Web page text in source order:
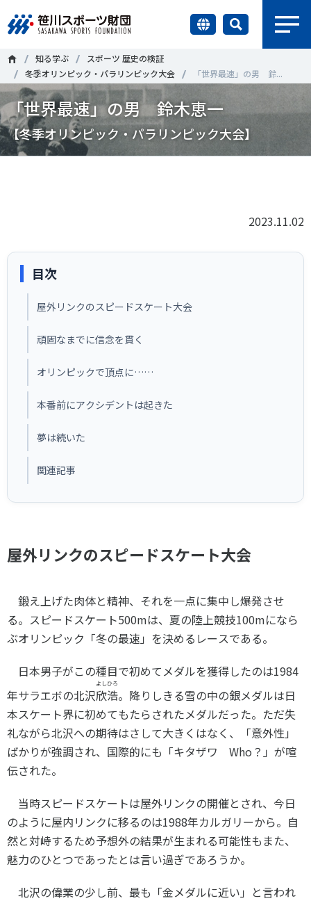
財団情報
研究員紹介
調査・研究
ニュース
お問い合わせ・お申し込み
個人情報保護方針
ソーシャルメディア運営方針
© 2020
＃誰が子どものスポーツをささえるのか ＃部活動
＃アクティブなまちづくり ＃日本人の身体活動と健康寿命
スポーツライフ・データ
スポーツ白書
政策提言
子どものスポーツ
障害者スポーツ
スポーツによるまちづくり
スポーツ・ガバナンス
スポーツボランティア
社会づくり
自治体との連携
各教育機関との連携
【動画】スポーツでアクティブなまちづくり
知る学ぶ
SPORT POLICY INCUBATOR ―スポーツ政策の『卵』 ―
スポーツ 歴史の検証
スポーツ辞典
SSF BOOKS
知る学ぶ
スポーツ 歴史の検証
冬季オリンピック・パラリンピック大会
「世界最速」の男 鈴...
「世界最速」の男 鈴木恵一
【冬季オリンピック・パラリンピック大会】
2023.11.02
目次
屋外リンクのスピードスケート大会
頑固なまでに信念を貫く
オリンピックで頂点に……
本番前にアクシデントは起きた
夢は続いた
関連記事
屋外リンクのスピードスケート大会
鍛え上げた肉体と精神、それを一点に集中し爆発させ
る。スピードスケート500mは、夏の陸上競技100mになら
ぶオリンピック「冬の最速」を決めるレースである。
日本男子がこの種目で初めてメダルを獲得したのは1984
年サラエボの北沢欣浩
よしひろ
。降りしきる雪の中の銀メダルは日
本スケート界に初めてもたらされたメダルだった。ただ失
礼ながら北沢への期待はさして大きくはなく、「意外性」
ばかりが強調され、国際的にも「キタザワ Who ？」が喧
伝された。
当時スピードスケートは屋外リンクの開催とされ、今日
のように屋内リンクに移るのは1988年カルガリーから。自
然と対峙するため予想外の結果が生まれる可能性もまた、
魅力のひとつであったとは言い過ぎであろうか。
北沢の偉業の少し前、最も「金メダルに近い」と言われ